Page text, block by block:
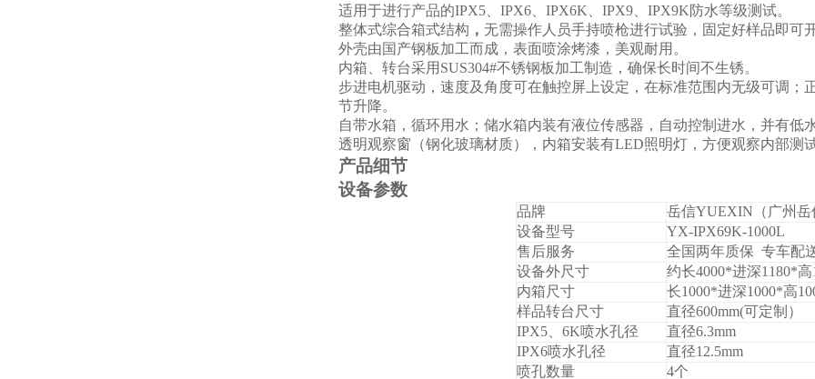
适用于进行产品的IPX5、IPX6、IPX6K、IPX9、IPX9K防水等级测试。
整体式综合箱式结构 ， 无需操作人员手持喷枪进行试验，固定好样品即可
外壳由国产钢板加工而成，表面喷涂烤漆，美观耐用。
内箱、转台采用SUS304#不锈钢板加工制造，确保长时间不生锈。
步进电机驱动，速度及角度可在触控屏上设定，在标准范围内无级可调
节升降。
自带水箱，循环用水；储水箱内装有液位传感器，自动控制进水，并有低
透明观察窗（钢化玻璃材质），内箱安装有LED照明灯，方便观察内部测
产品细节
设备参数
品牌
岳信YUEXIN（广州
设备型号
YX-IPX69K-1000L
售后服务
全国两年质保 专车配
设备外尺寸
约长4000*进深1180*高
内箱尺寸
长1000*进深1000*高
样品转台尺寸
直径600mm(可定制）
IPX5 、6K喷水孔径
直径6.3mm
IPX6喷水孔径
直径12.5mm
喷孔数量
4个